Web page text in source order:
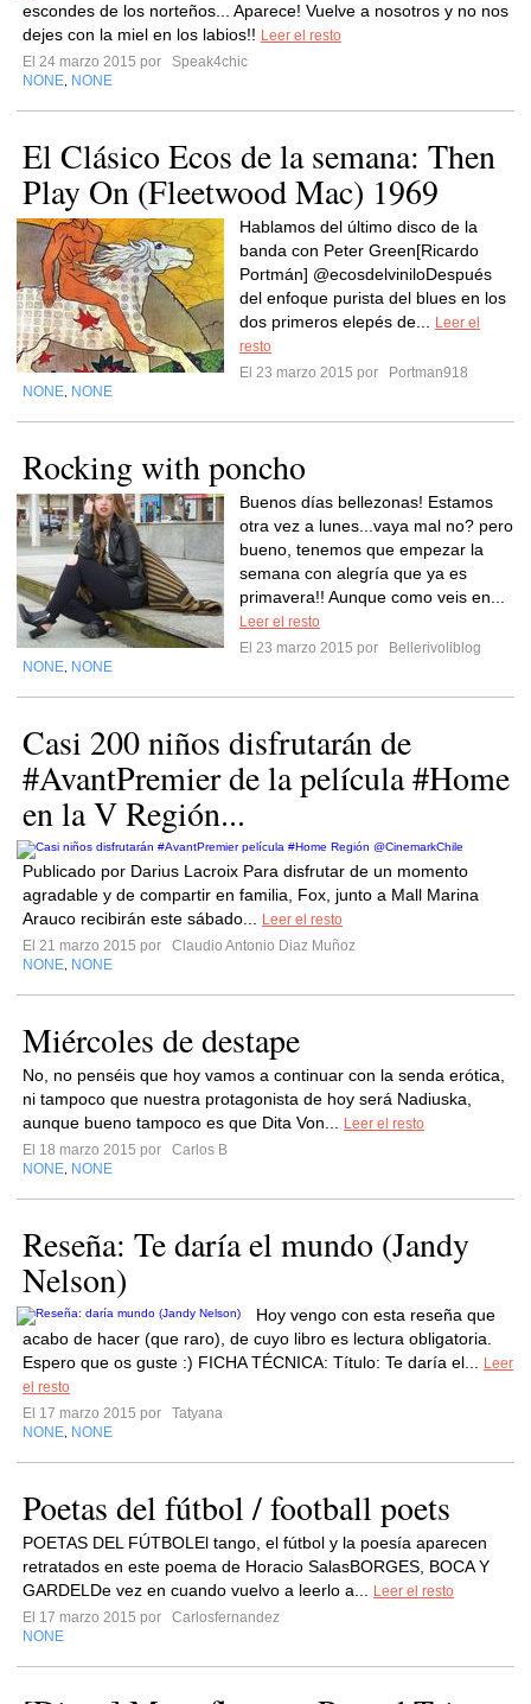
escondes de los norteños... Aparece! Vuelve a nosotros y no nos
dejes con la miel en los labios!! Leer el resto
El 24 marzo 2015 por
Speak4chic
NONE NONE
El Clásico Ecos de la semana: Then
Play On (Fleetwood Mac) 1969
Hablamos del último disco de la
banda con Peter Green[Ricardo
Portmán] @ecosdelviniloDespués
del enfoque purista del blues en los
dos primeros elepés de...
Leer el
resto
El 23 marzo 2015 por
Portman918
NONE NONE
Rocking with poncho
Buenos días bellezonas! Estamos
otra vez a lunes...vaya mal no? pero
bueno, tenemos que empezar la
semana con alegría que ya es
primavera!! Aunque como veis en...
Leer el resto
El 23 marzo 2015 por
Bellerivoliblog
NONE NONE
Casi 200 niños disfrutarán de
#AvantPremier de la película #Home
en la V Región...
Publicado por Darius Lacroix Para disfrutar de un momento
agradable y de compartir en familia, Fox, junto a Mall Marina
Arauco recibirán este sábado...
Leer el resto
El 21 marzo 2015 por
Claudio Antonio Diaz Muñoz
NONE NONE
Miércoles de destape
No, no penséis que hoy vamos a continuar con la senda erótica,
ni tampoco que nuestra protagonista de hoy será Nadiuska,
aunque bueno tampoco es que Dita Von...
Leer el resto
El 18 marzo 2015 por
Carlos B
NONE NONE
Reseña: Te daría el mundo (Jandy
Nelson)
Hoy vengo con esta reseña que
acabo de hacer (que raro), de cuyo libro es lectura obligatoria.
Espero que os guste :) FICHA TÉCNICA: Título: Te daría el...
Leer
el resto
El 17 marzo 2015 por
Tatyana
NONE NONE
Poetas del fútbol / football poets
POETAS DEL FÚTBOLEl tango, el fútbol y la poesía aparecen
retratados en este poema de Horacio SalasBORGES, BOCA Y
GARDELDe vez en cuando vuelvo a leerlo a...
Leer el resto
El 17 marzo 2015 por
Carlosfernandez
NONE